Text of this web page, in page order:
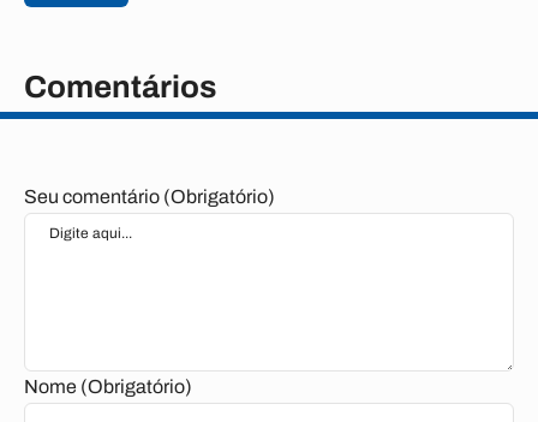
Comentários
Seu comentário (Obrigatório)
Nome (Obrigatório)